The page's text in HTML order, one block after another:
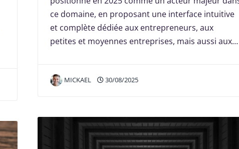
ce domaine, en proposant une interface intuitive
et complète dédiée aux entrepreneurs, aux
petites et moyennes entreprises, mais aussi aux…
MICKAEL 30/08/2025